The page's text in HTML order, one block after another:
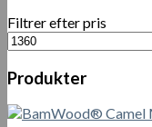
Filtrer efter pris
Mindste
pris
Produkter